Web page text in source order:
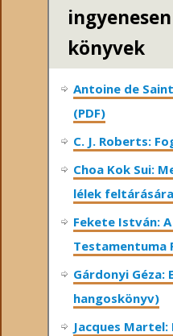
könyvek
Antoine de
(PDF)
C. J. Roberts:
Choa Kok Sui:
lélek feltárására
Fekete István:
Testamentuma
Gárdonyi Géza:
hangoskönyv)
Jacques